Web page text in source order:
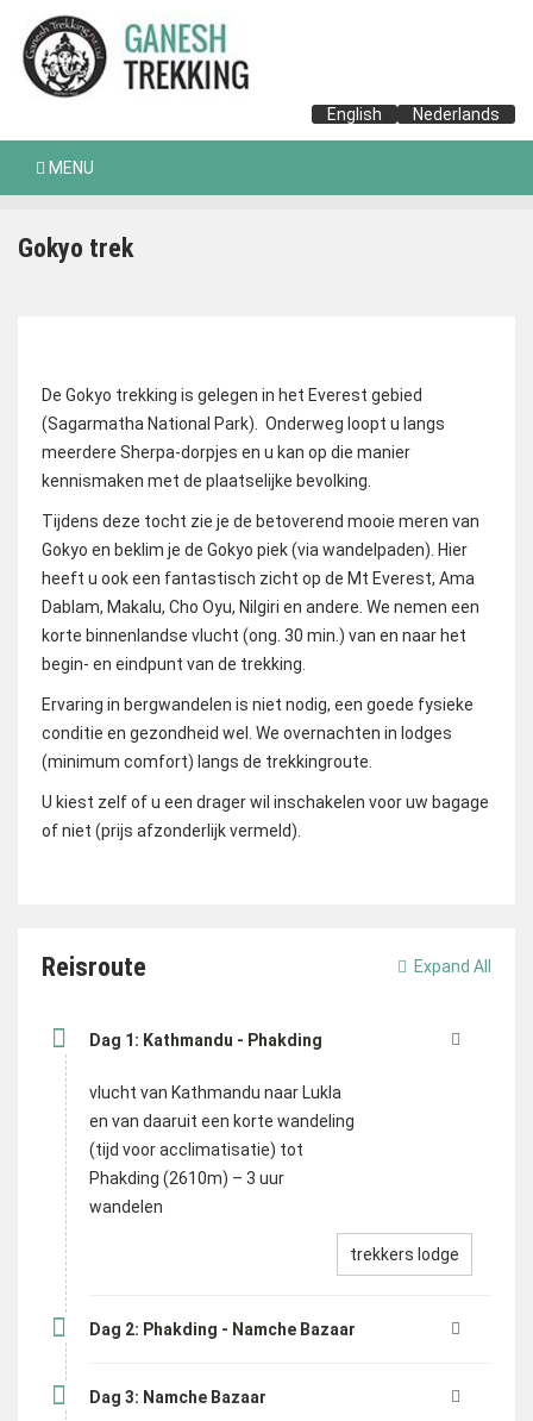
English Nederlands
MENU
Gokyo trek
De Gokyo trekking is gelegen in het Everest gebied
(Sagarmatha National Park). Onderweg loopt u langs
meerdere Sherpa-dorpjes en u kan op die manier
kennismaken met de plaatselijke bevolking.
Tijdens deze tocht zie je de betoverend mooie meren van
Gokyo en beklim je de Gokyo piek (via wandelpaden). Hier
heeft u ook een fantastisch zicht op de Mt Everest, Ama
Dablam, Makalu, Cho Oyu, Nilgiri en andere. We nemen een
korte binnenlandse vlucht (ong. 30 min.) van en naar het
begin- en eindpunt van de trekking.
Ervaring in bergwandelen is niet nodig, een goede fysieke
conditie en gezondheid wel. We overnachten in lodges
(minimum comfort) langs de trekkingroute.
U kiest zelf of u een drager wil inschakelen voor uw bagage
of niet (prijs afzonderlijk vermeld).
Reisroute Expand All
Dag 1: Kathmandu - Phakding
vlucht van Kathmandu naar Lukla
en van daaruit een korte wandeling
(tijd voor acclimatisatie) tot
Phakding (2610m) – 3 uur
wandelen
trekkers lodge
Dag 2: Phakding - Namche Bazaar
Dag 3: Namche Bazaar